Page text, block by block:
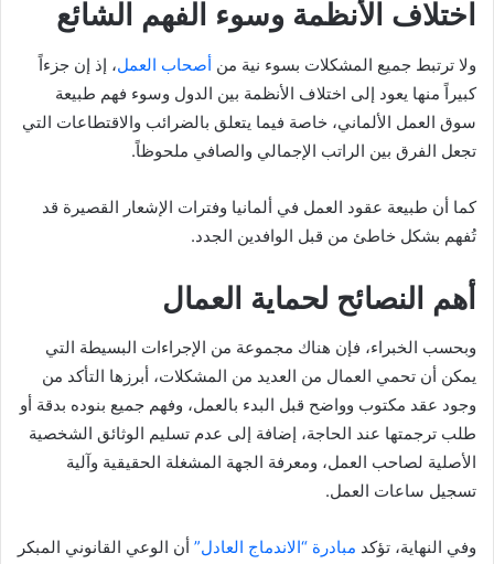
اختلاف الأنظمة وسوء الفهم الشائع
ولا ترتبط جميع المشكلات بسوء نية من أصحاب العمل، إذ إن جزءاً
كبيراً منها يعود إلى اختلاف الأنظمة بين الدول وسوء فهم طبيعة
سوق العمل الألماني، خاصة فيما يتعلق بالضرائب والاقتطاعات التي
تجعل الفرق بين الراتب الإجمالي والصافي ملحوظاً.
كما أن طبيعة عقود العمل في ألمانيا وفترات الإشعار القصيرة قد
تُفهم بشكل خاطئ من قبل الوافدين الجدد.
أهم النصائح لحماية العمال
وبحسب الخبراء، فإن هناك مجموعة من الإجراءات البسيطة التي
يمكن أن تحمي العمال من العديد من المشكلات، أبرزها التأكد من
وجود عقد مكتوب وواضح قبل البدء بالعمل، وفهم جميع بنوده بدقة أو
طلب ترجمتها عند الحاجة، إضافة إلى عدم تسليم الوثائق الشخصية
الأصلية لصاحب العمل، ومعرفة الجهة المشغلة الحقيقية وآلية
تسجيل ساعات العمل.
وفي النهاية، تؤكد مبادرة “الاندماج العادل” أن الوعي القانوني المبكر